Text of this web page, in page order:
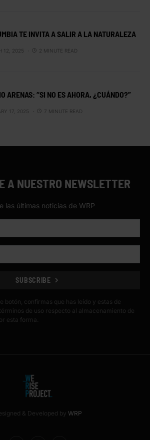
TE INVITA A SALIR A LA NATURALEZA
12, 2025 2 MINUTE READ
ARENAS: “SI NO ES AHORA, ¿CUÁNDO?”
17, 2025 7 MINUTE READ
A NUESTRO NEWSLETTER
las últimas noticias de WRP
SUBSCRIBE
botón, confirmas que has leído y estas de
de uso respecto al almacenamiento de
esta forma.
& Developed by WRP